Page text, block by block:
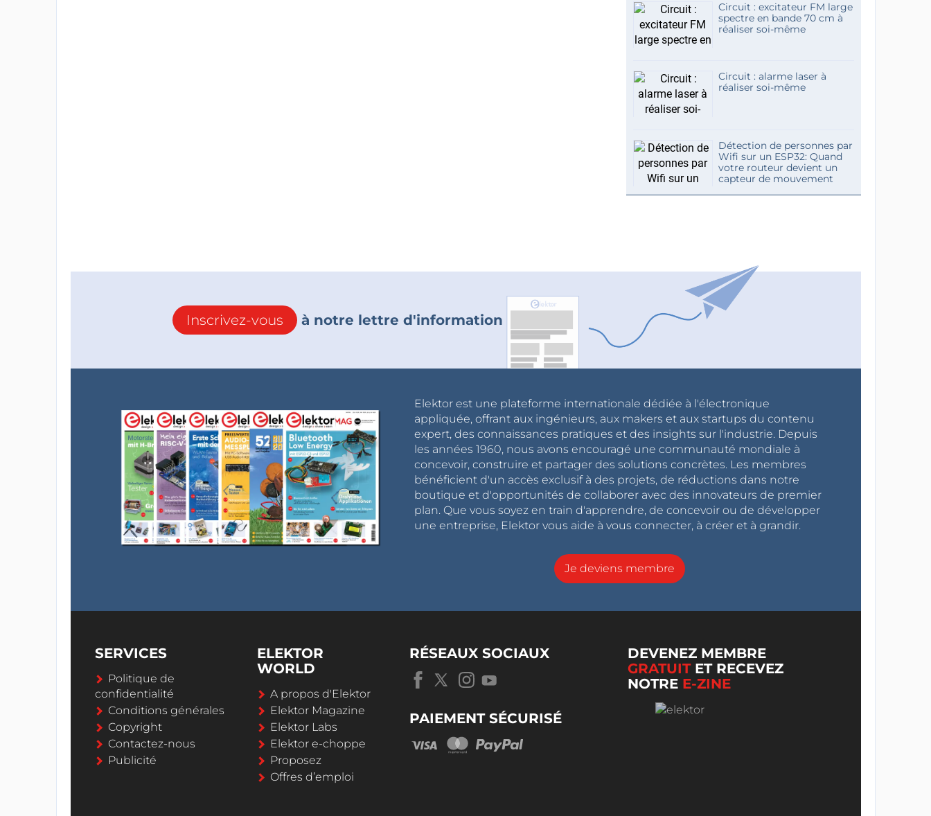
Circuit : excitateur FM large
spectre en bande 70 cm à
réaliser soi-même
Circuit : alarme laser à
réaliser soi-même
Détection de personnes par
Wifi sur un ESP32: Quand
votre routeur devient un
capteur de mouvement
Inscrivez-vous à notre lettre d'information
Elektor est une plateforme internationale dédiée à l'électronique
appliquée, offrant aux ingénieurs, aux makers et aux startups du contenu
expert, des connaissances pratiques et des insights sur l'industrie. Depuis
les années 1960, nous avons encouragé une communauté mondiale à
concevoir, construire et partager des solutions concrètes. Les membres
bénéficient d'un accès exclusif à des projets, de réductions dans notre
boutique et d'opportunités de collaborer avec des innovateurs de premier
plan. Que vous soyez en train d'apprendre, de concevoir ou de développer
une entreprise, Elektor vous aide à vous connecter, à créer et à grandir.
Je deviens membre
SERVICES
Politique de
confidentialité
Conditions générales
Copyright
Contactez-nous
Publicité
ELEKTOR
WORLD
A propos d'Elektor
Elektor Magazine
Elektor Labs
Elektor e-choppe
Proposez
Offres d’emploi
RÉSEAUX SOCIAUX
PAIEMENT SÉCURISÉ
DEVENEZ MEMBRE
GRATUITET RECEVEZ
NOTRE E-ZINE